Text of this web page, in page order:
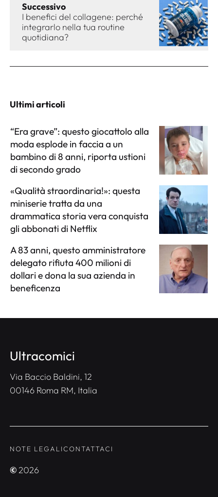
Successivo
I benefici del collagene: perché
integrarlo nella tua routine
quotidiana?
Ultimi articoli
“Era grave”: questo giocattolo alla
moda esplode in faccia a un
bambino di 8 anni, riporta ustioni
di secondo grado
«Qualità straordinaria!»: questa
miniserie tratta da una
drammatica storia vera conquista
gli abbonati di Netflix
A 83 anni, questo amministratore
delegato rifiuta 400 milioni di
dollari e dona la sua azienda in
beneficenza
Ultracomici
Via Baccio Baldini, 12
00146 Roma RM, Italia
NOTE LEGALICONTATTACI
©2026